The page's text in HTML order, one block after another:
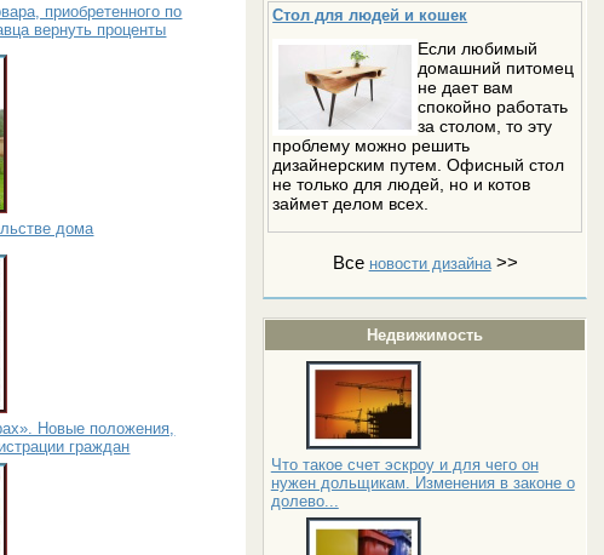
Стол для людей и кошек
Если любимый
домашний питомец
не дает вам
спокойно работать
за столом, то эту
проблему можно решить
дизайнерским путем. Офисный стол
не только для людей, но и котов
займет делом всех.
Все новости дизайна>>
Недвижимость
Что такое счет эскроу и для чего он
нужен дольщикам. Изменения в законе о
долево...
приобретенного по
вернуть проценты
дома
Новые положения,
граждан